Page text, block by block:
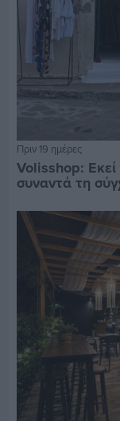
Πριν 19 ημέρες
Volisshop: Εκεί
συναντά τη